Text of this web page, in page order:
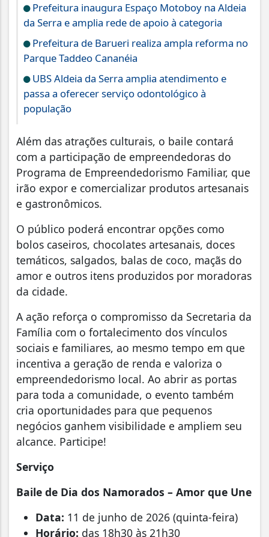
Prefeitura inaugura Espaço Motoboy na Aldeia
da Serra e amplia rede de apoio à categoria
Prefeitura de Barueri realiza ampla reforma no
Parque Taddeo Cananéia
UBS Aldeia da Serra amplia atendimento e
passa a oferecer serviço odontológico à
população
Além das atrações culturais, o baile contará
com a participação de empreendedoras do
Programa de Empreendedorismo Familiar, que
irão expor e comercializar produtos artesanais
e gastronômicos.
O público poderá encontrar opções como
bolos caseiros, chocolates artesanais, doces
temáticos, salgados, balas de coco, maçãs do
amor e outros itens produzidos por moradoras
da cidade.
A ação reforça o compromisso da Secretaria da
Família com o fortalecimento dos vínculos
sociais e familiares, ao mesmo tempo em que
incentiva a geração de renda e valoriza o
empreendedorismo local. Ao abrir as portas
para toda a comunidade, o evento também
cria oportunidades para que pequenos
negócios ganhem visibilidade e ampliem seu
alcance. Participe!
Serviço
Baile de Dia dos Namorados – Amor que Une
Data: 11 de junho de 2026 (quinta-feira)
Horário: das 18h30 às 21h30